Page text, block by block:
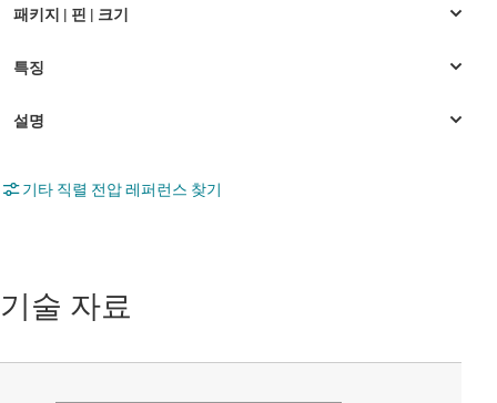
기타 직렬 전압 레퍼런스 찾기
기술 자료